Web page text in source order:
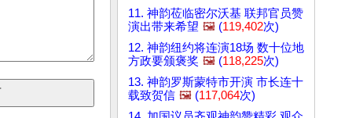
11. 神韵莅临密尔沃基 联邦官员赞
演出带来希望 🖼️ (119,402次)
12. 神韵纽约将连演18场 数十位地
方政要颁褒奖 🖼️ (118,225次)
13. 神韵罗斯蒙特市开演 市长连十
载致贺信 🖼️ (117,064次)